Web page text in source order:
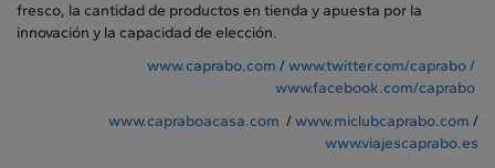
fresco, la cantidad de productos en tienda y apuesta por la
innovación y la capacidad de elección.
www.caprabo.com / www.twitter.com/caprabo /
www.facebook.com/caprabo
www.capraboacasa.com / www.miclubcaprabo.com /
www.viajescaprabo.es